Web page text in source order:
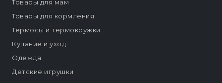
Товары для мам
Товары для кормления
Термосы и термокружки
Купание и уход
Одежда
Детские игрушки